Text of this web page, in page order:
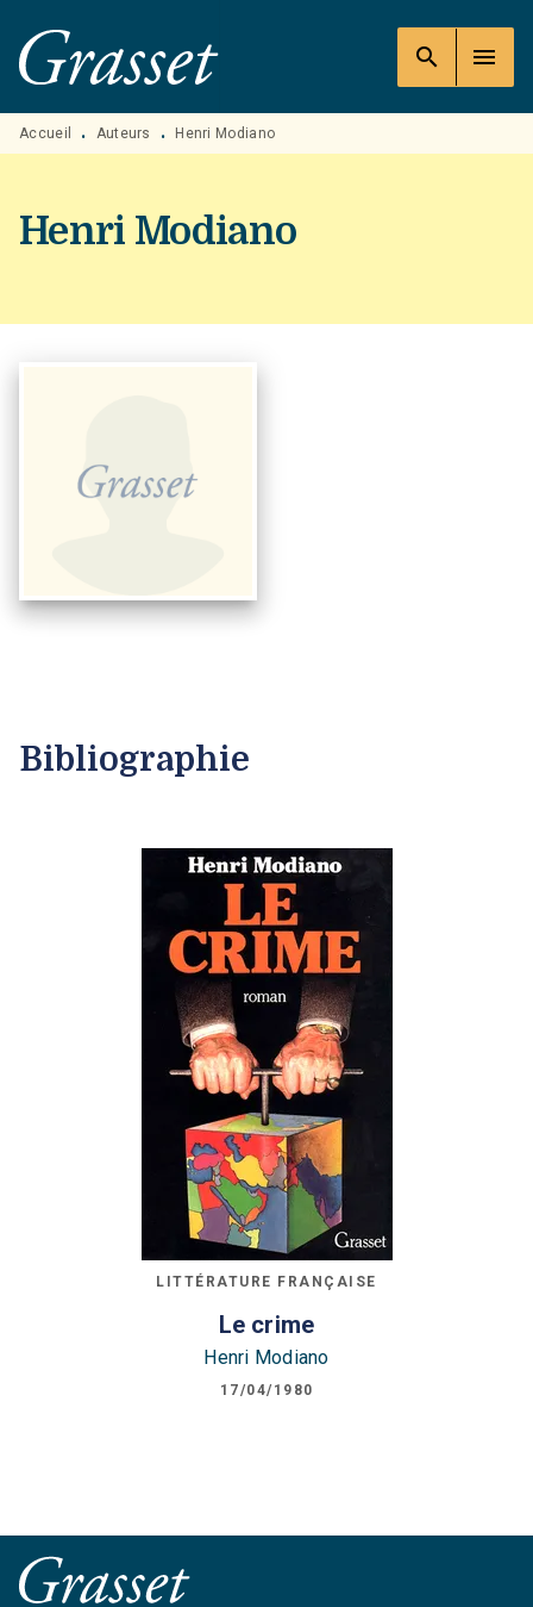
MENU RECHERCHE
PIED DE PAGE
search menu
Accueil • Auteurs • Henri Modiano
Henri Modiano
Bibliographie
LITTÉRATURE FRANÇAISE
Le crime
Henri Modiano
17/04/1980